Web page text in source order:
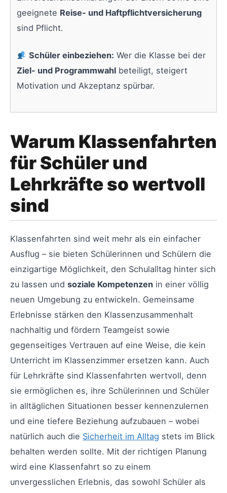
geeignete Reise- und Haftpflichtversicherung
sind Pflicht.
Schüler einbeziehen: Wer die Klasse bei der
Ziel- und Programmwahl beteiligt, steigert
Motivation und Akzeptanz spürbar.
Warum Klassenfahrten
für Schüler und
Lehrkräfte so wertvoll
sind
Klassenfahrten sind weit mehr als ein einfacher
Ausflug – sie bieten Schülerinnen und Schülern die
einzigartige Möglichkeit, den Schulalltag hinter sich
zu lassen und soziale Kompetenzen in einer völlig
neuen Umgebung zu entwickeln. Gemeinsame
Erlebnisse stärken den Klassenzusammenhalt
nachhaltig und fördern Teamgeist sowie
gegenseitiges Vertrauen auf eine Weise, die kein
Unterricht im Klassenzimmer ersetzen kann. Auch
für Lehrkräfte sind Klassenfahrten wertvoll, denn
sie ermöglichen es, ihre Schülerinnen und Schüler
in alltäglichen Situationen besser kennenzulernen
und eine tiefere Beziehung aufzubauen – wobei
natürlich auch die Sicherheit im Alltag stets im Blick
behalten werden sollte. Mit der richtigen Planung
wird eine Klassenfahrt so zu einem
unvergesslichen Erlebnis, das sowohl Schüler als